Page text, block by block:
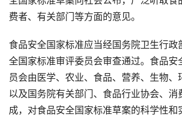
费者、有关部门等方面的意见。
食品安全国家标准应当经国务院卫生行政
全国家标准审评委员会审查通过。食品安
员会由医学、农业、食品、营养、生物、
以及国务院有关部门、食品行业协会、消
成，对食品安全国家标准草案的科学性和